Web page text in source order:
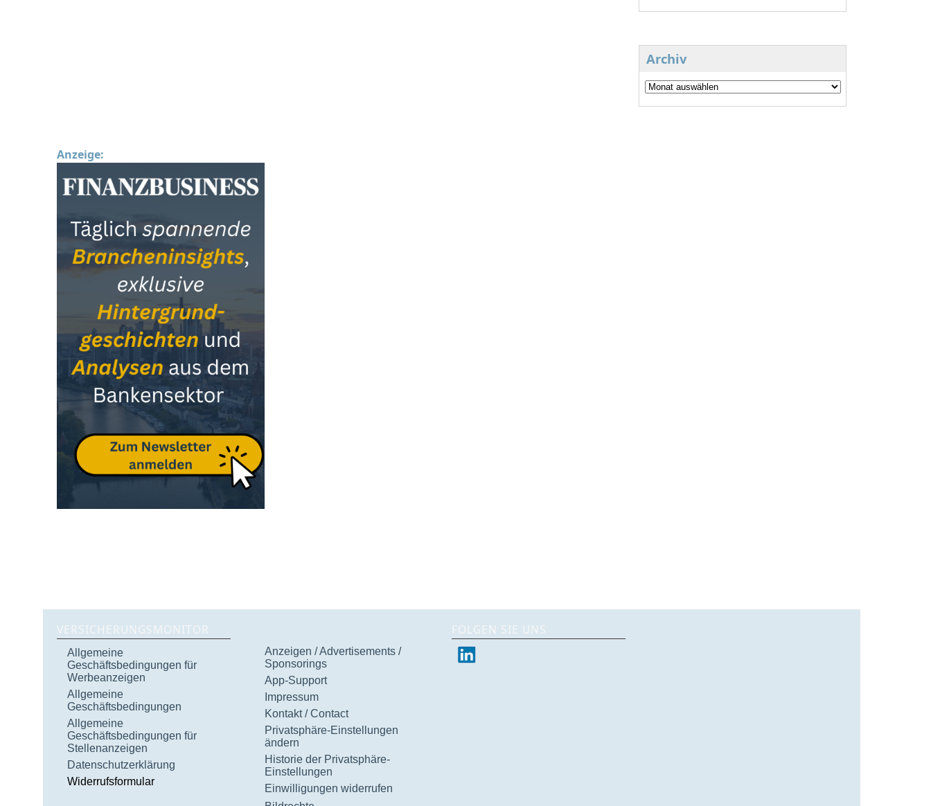
Archiv
Anzeige:
VERSICHERUNGSMONITOR
Allgemeine
Geschäftsbedingungen für
Werbeanzeigen
Allgemeine
Geschäftsbedingungen
Allgemeine
Geschäftsbedingungen für
Stellenanzeigen
Datenschutzerklärung
Widerrufsformular
Anzeigen / Advertisements /
Sponsorings
App-Support
Impressum
Kontakt / Contact
Privatsphäre-Einstellungen
ändern
Historie der Privatsphäre-
Einstellungen
Einwilligungen widerrufen
FOLGEN SIE UNS